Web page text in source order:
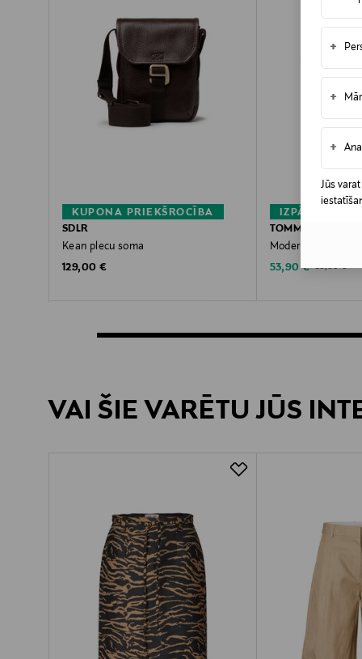
+
+
+
Jūs
KUPONA PRIEKŠROCĪBA
SDLR
Kean plecu soma
Original Price
129,00 €
TOMMY HILFIGER
Modern Mini
Discounted Price
53,90 € Original
89,90 €
VAI ŠIE VARĒTU JŪS